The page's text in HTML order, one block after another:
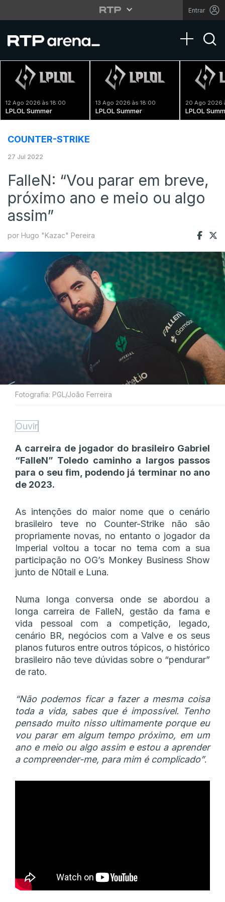
Entrar
Toggle
12 Ago 2026 às 18:00
LPLOL Summer
13 Ago 2026 às 18:00
LPLOL Summer
20 Ago 2026
LPLOL
COUNTER-STRIKE
27 Jul 2022
FalleN: “Vou parar em breve,
próximo ano e meio ou algo
assim”
por Hugo "Kazac" Pereira
Fotografia: PGL/João Ferreira
Ouvir
A carreira de jogador do brasileiro Gabriel
“FalleN” Toledo caminho a largos passos
para o seu fim, podendo já terminar no ano
de 2023.
As intenções do maior nome que o cenário
brasileiro teve no Counter-Strike não são
propriamente novas, no entanto o jogador da
Imperial voltou a tocar no tema com a sua
participação no OG’s Monkey Business Show
junto de N0tail e Luna.
Numa longa conversa onde se abordou a
longa carreira de FalleN, gestão da fama e
vida pessoal com a competição, legado,
cenário BR, negócios com a Valve e os seus
planos futuros entre outros tópicos, o histórico
brasileiro não teve dúvidas sobre o “pendurar”
de rato.
“Não podemos ficar a fazer a mesma coisa
toda a vida, sabes que é impossível. Tenho
pensado muito nisso ultimamente porque eu
vou parar em algum tempo próximo, em um
ano e meio ou algo assim e estou a aprender
a compreender-me, para mim é complicado”.